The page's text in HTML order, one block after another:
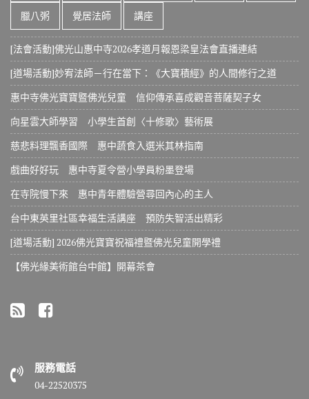
臘八粥 覺居法師 講座
[法會活動]佛光山惠中寺2026孝道月報恩梁皇法會直播連結
[道場活動]妙宥法師－行在當下：《大寶積經》的人間修行之道
惠中寺佛光寶寶暨佛光兒童 信仰傳承喜成觀音菩薩契子女
向星雲大師學習 小學生首創〈十修歌〉藝術展
慈悲料理飄香國際 惠中蔬食入選米其林指南
戲曲好好玩 惠中寺夏令營小學員粉墨登場
在寺院慢下來 惠中青年體驗營尋回內心的主人
台中東英里社區幸福生活講座 預防失智活出精彩
[道場活動] 2026佛光寶寶祝福禮暨佛光兒童開學禮
【佛光緣美術館台中館】開幕茶會
服務電話
04-22520375